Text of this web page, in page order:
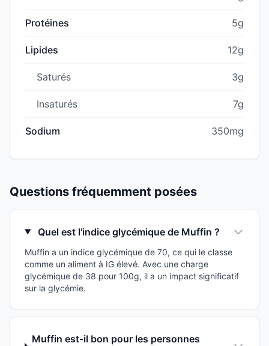
Protéines 5g
Lipides 12g
Saturés 3g
Insaturés 7g
Sodium 350mg
Questions fréquemment posées
Quel est l'indice glycémique de Muffin ?
Muffin a un indice glycémique de 70, ce qui le classe
comme un aliment à IG élevé. Avec une charge
glycémique de 38 pour 100g, il a un impact significatif
sur la glycémie.
Muffin est-il bon pour les personnes